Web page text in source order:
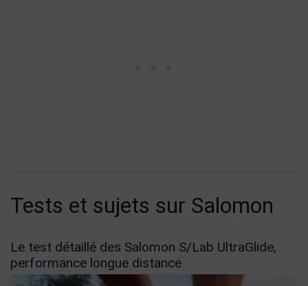
Tests et sujets sur Salomon
Le test détaillé des Salomon S/Lab UltraGlide,
performance longue distance